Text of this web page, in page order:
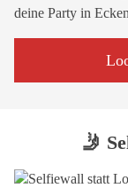
deine Party in
🤳